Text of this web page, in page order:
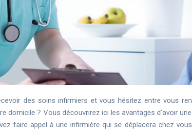
des soins infirmiers et vous hésitez entre vous
domicile ? Vous découvrirez ici les avantages d’avoir
faire appel à une infirmière qui se déplacera chez